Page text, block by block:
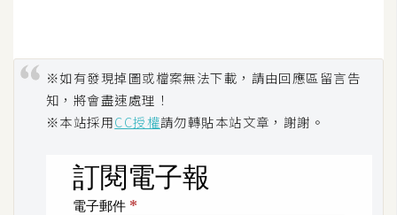
※如有發現掉圖或檔案無法下載，請由回應區留言告
知，將會盡速處理！
※本站採用CC授權請勿轉貼本站文章，謝謝。